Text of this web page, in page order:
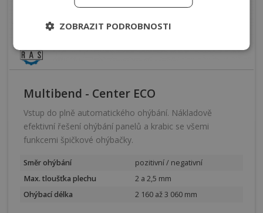
Multibend - Center ECO
Vstup do plně automatického ohýbání. Nákladově
efektivní řešení ohýbání panelů a krabic se všemi
funkcemi špičkové ohýbačky.
Směr ohýbání
pozitivní / negativní
Max. tloušťka plechu
2 a 2,5 mm
Ohýbací délka
2 160 až 3 060 mm
ZOBRAZIT PODROBNOSTI